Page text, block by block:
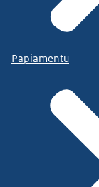
Papiamentu